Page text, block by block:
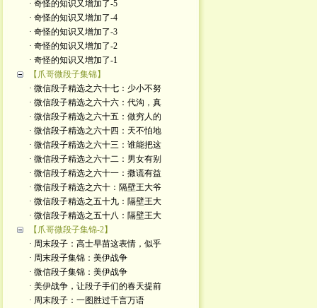
· 奇怪的知识又增加了-5
· 奇怪的知识又增加了-4
· 奇怪的知识又增加了-3
· 奇怪的知识又增加了-2
· 奇怪的知识又增加了-1
【爪哥微段子集锦】
· 微信段子精选之六十七：少小不努
· 微信段子精选之六十六：代沟，真
· 微信段子精选之六十五：做穷人的
· 微信段子精选之六十四：天不怕地
· 微信段子精选之六十三：谁能把这
· 微信段子精选之六十二：男女有别
· 微信段子精选之六十一：撒谎有益
· 微信段子精选之六十：隔壁王大爷
· 微信段子精选之五十九：隔壁王大
· 微信段子精选之五十八：隔壁王大
【爪哥微段子集锦-2】
· 周末段子：高士早苗这表情，似乎
· 周末段子集锦：美伊战争
· 微信段子集锦：美伊战争
· 美伊战争，让段子手们的春天提前
· 周末段子：一图胜过千言万语